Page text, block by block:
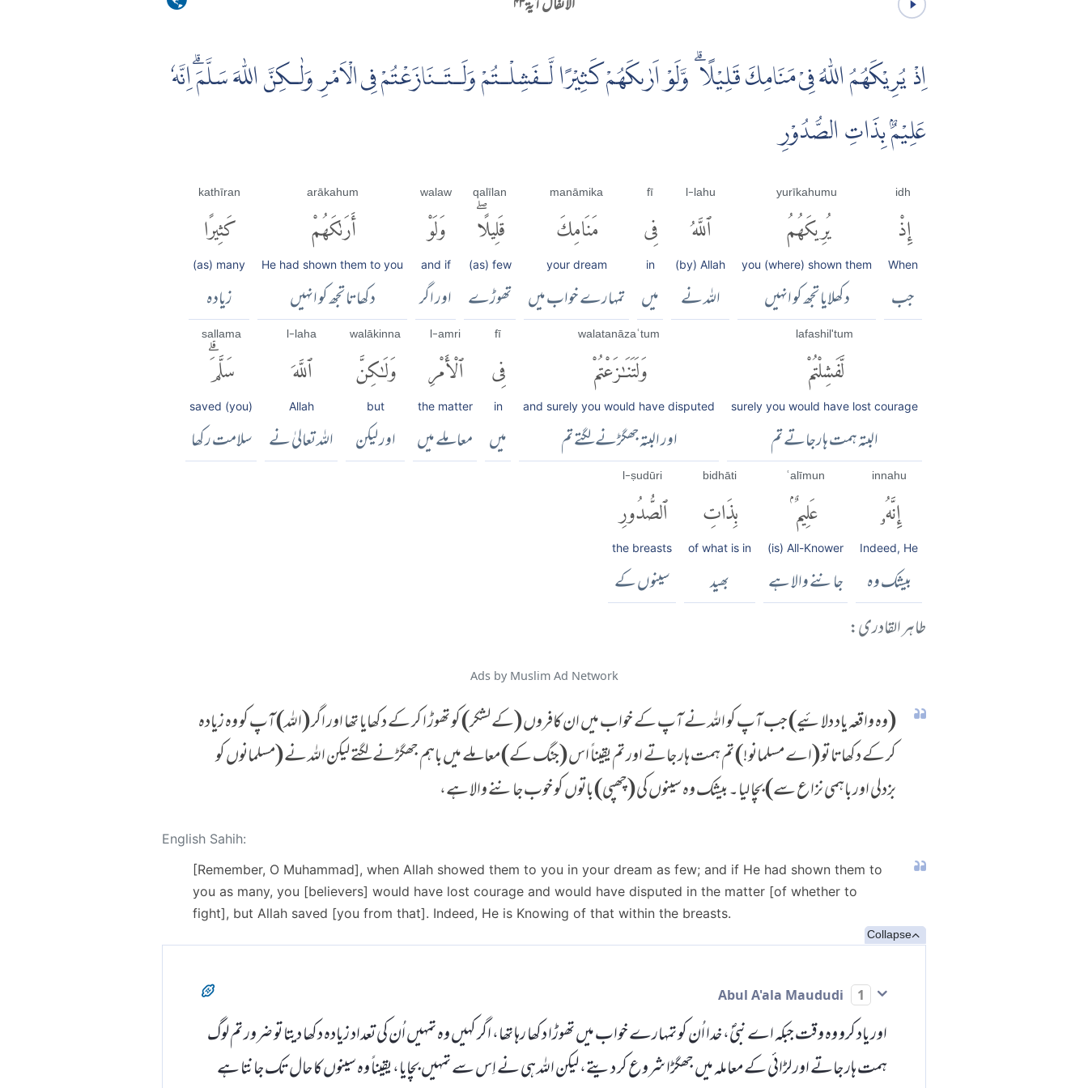
اِذْ يُرِيْكَهُمُ اللّٰهُ فِىْ مَنَامِكَ قَلِيْلًا ۗ وَّلَوْ اَرٰٮكَهُمْ كَثِيْرًا لَّـفَشِلْـتُمْ وَلَـتَـنَازَعْتُمْ فِى الْاَمْرِ وَلٰـكِنَّ اللّٰهَ سَلَّمَۗ اِنَّهٗ
عَلِيْمٌۢ بِذَاتِ الصُّدُوْرِ
idh
إِذْ
When
جب
yurīkahumu
يُرِيكَهُمُ
you (where) shown them
دکھلایا تجھ کو انہیں
l-lahu
ٱللَّهُ
(by) Allah
اللہ نے
fī
فِى
in
میں
manāmika
مَنَامِكَ
your dream
تمہارے خواب میں
qalīlan
قَلِيلًاۖ
(as) few
تھوڑے
walaw
وَلَوْ
and if
اور اگر
arākahum
أَرَىٰكَهُمْ
He had shown them to you
دکھاتا تجھ کو انہیں
kathīran
كَثِيرًا
(as) many
زیادہ
lafashil'tum
لَّفَشِلْتُمْ
surely you would have lost courage
البتہ ہمت ہارجاتے تم
walatanāzaʿtum
وَلَتَنَٰزَعْتُمْ
and surely you would have disputed
اور البتہ جھگڑنے لگتے تم
fī
فِى
in
میں
l-amri
ٱلْأَمْرِ
the matter
معاملے میں
walākinna
وَلَٰكِنَّ
but
اور لیکن
l-laha
ٱللَّهَ
Allah
اللہ تعالیٰ نے
sallama
سَلَّمَۗ
saved (you)
سلامت رکھا
innahu
إِنَّهُۥ
Indeed, He
بیشک وہ
ʿalīmun
عَلِيمٌۢ
(is) All-Knower
جاننے والا ہے
bidhāti
بِذَاتِ
of what is in
بھید
l-ṣudūri
ٱلصُّدُورِ
the breasts
سینوں کے
طاہر القادری:
Ads by Muslim Ad Network
(وہ واقعہ یاد دلائیے) جب آپ کو اللہ نے آپ کے خواب میں ان کافروں (کے لشکر) کو تھوڑ ا کر کے دکھایا تھا اور اگر (اللہ) آپ کو وہ زیادہ
کر کے دکھاتا تو (اے مسلمانو!) تم ہمت ہار جاتے اور تم یقیناً اس (جنگ کے) معاملے میں باہم جھگڑنے لگتے لیکن اللہ نے (مسلمانوں کو
بزدلی اور باہمی نزاع سے) بچا لیا۔ بیشک وہ سینوں کی (چھپی) باتوں کو خوب جاننے والا ہے،
English Sahih:
[Remember, O Muhammad], when Allah showed them to you in your dream as few; and if He had shown them to
you as many, you [believers] would have lost courage and would have disputed in the matter [of whether to
fight], but Allah saved [you from that]. Indeed, He is Knowing of that within the breasts.
Collapse
1
اور یاد کرو وہ وقت جبکہ اے نبیؐ، خدا اُن کو تمہارے خواب میں تھوڑا دکھا رہا تھا، اگر کہیں وہ تمہیں اُن کی تعداد زیادہ دکھا دیتا تو ضرور تم لوگ
ہمت ہار جاتے اور لڑائی کے معاملہ میں جھگڑا شروع کر دیتے، لیکن اللہ ہی نے اِس سے تمہیں بچایا، یقیناً وہ سینوں کا حال تک جانتا ہے